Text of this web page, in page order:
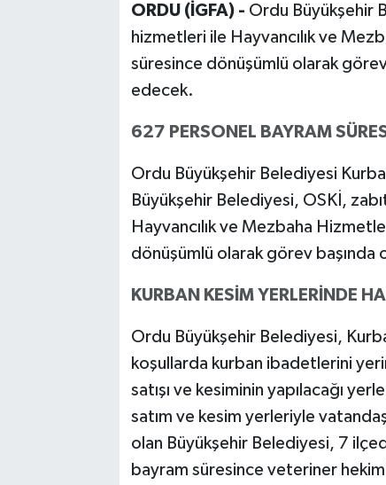
ORDU (İGFA) - Ordu Büyükşehir
hizmetleri ile Hayvancılık ve
süresince dönüşümlü olarak
edecek.
627 PERSONEL BAYRAM
Ordu Büyükşehir Belediyesi
Büyükşehir Belediyesi, OSKİ,
Hayvancılık ve Mezbaha
dönüşümlü olarak görev
KURBAN KESİM YERLERİNDE
Ordu Büyükşehir Belediyesi,
koşullarda kurban ibadetlerini
satışı ve kesiminin yapılacağı
satım ve kesim yerleriyle
olan Büyükşehir Belediyesi, 7
bayram süresince veteriner